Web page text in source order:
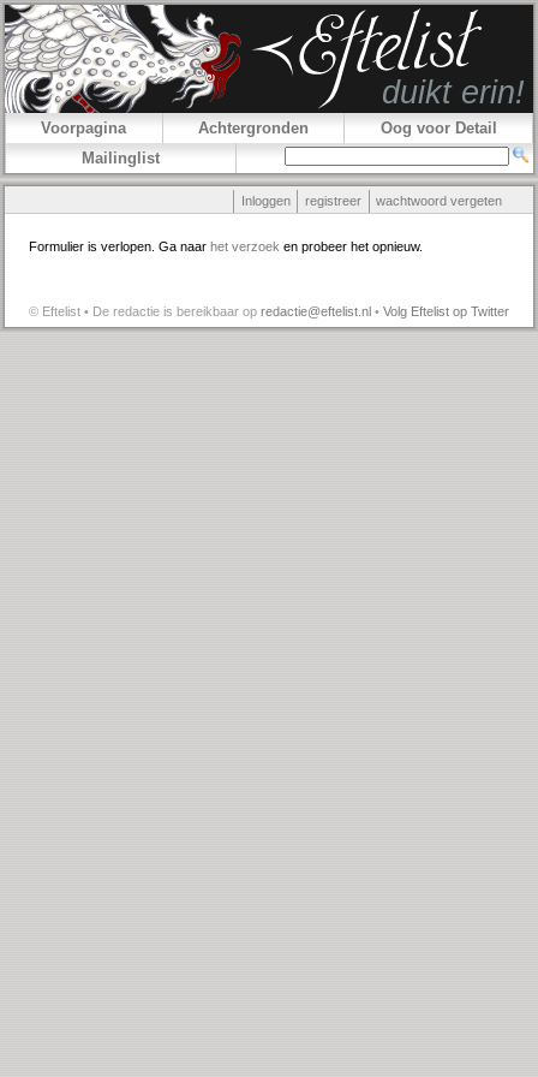
Voorpagina Achtergronden
Oog voor Detail
Mailinglist
Inloggen registreer wachtwoord vergeten
Formulier is verlopen. Ga naar het verzoek en probeer het opnieuw.
© Eftelist • De redactie is bereikbaar op redactie@eftelist.nl • Volg Eftelist op Twitter